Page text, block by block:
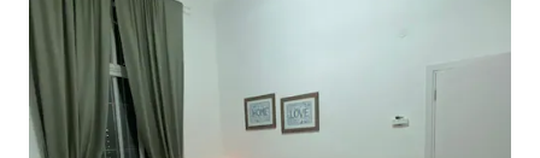
noite. Passeie por 4 min. e você está na
praia. Vá em frente por mais 5 min. e
você está no antigo porto de Jaffa e no
centro histórico. No entanto, você não
será o primeiro a fazer isso. Os antigos
egípcios fizeram isso 4500 anos antes de